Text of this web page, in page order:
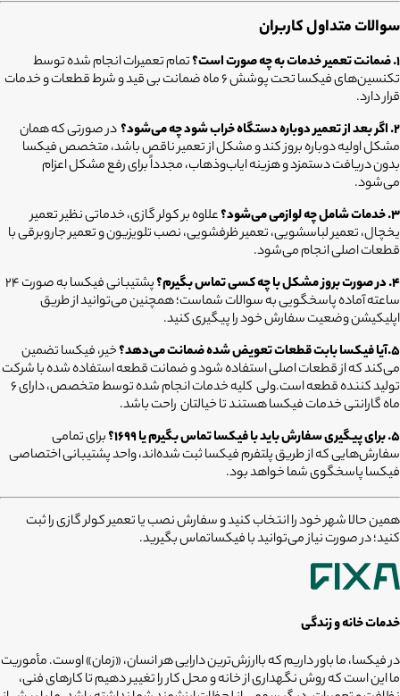
سوالات متداول کاربران
۱. ضمانت تعمیر خدمات به چه صورت است؟
تمام تعمیرات انجام شده توسط
تکنسین‌های فیکسا تحت پوشش ۶ ماه ضمانت بی قید و شرط قطعات و خدمات
قرار دارد.
۲. اگر بعد از تعمیر دوباره دستگاه خراب شود چه می‌شود؟
در صورتی که همان
مشکل اولیه دوباره بروز کند و مشکل از تعمیر ناقص باشد، متخصص فیکسا
بدون دریافت دستمزد و هزینه ایاب‌وذهاب، مجدداً برای رفع مشکل اعزام
می‌شود.
۳. خدمات شامل چه لوازمی می‌شود؟
علاوه بر کولر گازی، خدماتی نظیر تعمیر
یخچال، تعمیر لباسشویی، تعمیر ظرفشویی، نصب تلویزیون و تعمیر جاروبرقی با
قطعات اصلی انجام می‌شود.
۴. در صورت بروز مشکل با چه کسی تماس بگیرم؟
پشتیبانی فیکسا به صورت ۲۴
ساعته آماده پاسخگویی به سوالات شماست؛ همچنین می‌توانید از طریق
اپلیکیشن وضعیت سفارش خود را پیگیری کنید.
5.آیا فیکسا بابت قطعات تعویض شده ضمانت می‌دهد؟
خیر، فیکسا تضمین
می‌کند که از قطعات اصلی استفاده شود و ضمانت قطعه استفاده شده با شرکت
تولید کننده قطعه است.ولی کلیه خدمات انجام شده توسط متخصص، دارای ۶
ماه گارانتی خدمات فیکسا هستند تا خیالتان راحت باشد.
۵. برای پیگیری سفارش باید با فیکسا تماس بگیرم یا ۱۶۹۹؟
برای تمامی
سفارش‌هایی که از طریق پلتفرم فیکسا ثبت شده‌اند، واحد پشتیبانی اختصاصی
فیکسا پاسخگوی شما خواهد بود.
همین حالا شهر خود را انتخاب کنید و سفارش نصب یا تعمیر کولر گازی را ثبت
کنید؛ در صورت نیاز می‌توانید با فیکساتماس بگیرید.
خدمات خانه و زندگی
در فیکسا، ما باور داریم که باارزش‌ترین دارایی هر انسان، «زمان» اوست. مأموریت
ما این است که روش نگهداری از خانه و محل کار را تغییر دهیم تا کارهای فنی،